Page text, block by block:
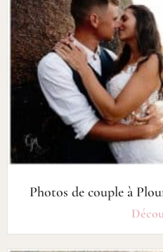
Photos de couple à